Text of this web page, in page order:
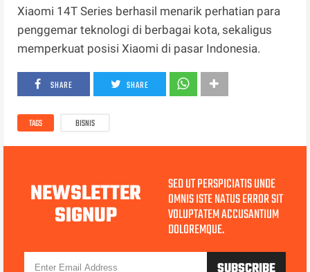
Xiaomi 14T Series berhasil menarik perhatian para
penggemar teknologi di berbagai kota, sekaligus
memperkuat posisi Xiaomi di pasar Indonesia.
SHARE SHARE
TAGS BISNIS
NEWSLETTER
SIGNUP
SED UT PERSPICIATIS UNDE
OMNIS ISTE NATUS ERROR SIT
VOLUPTATEM ACCUSANTIUM
DOLOREMQUE.